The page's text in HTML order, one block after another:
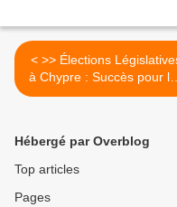
< >> Élections Législatives
à Chypre : Succès pour les
communistes (AKEL)
Hébergé par Overblog
Top articles
Pages